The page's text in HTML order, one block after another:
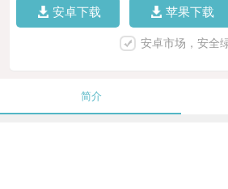
安卓下载 苹果下载
安卓市场，安全
简介